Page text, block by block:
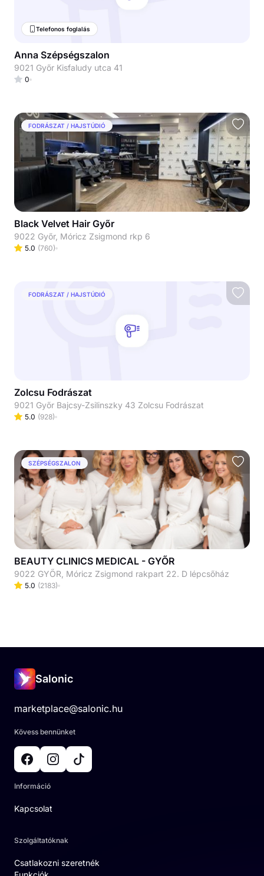
Telefonos foglalás
Anna Szépségszalon
9021 Győr Kisfaludy utca 41
0
FODRÁSZAT / HAJSTÚDIÓ
Black Velvet Hair Győr
9022 Győr, Móricz Zsigmond rkp 6
5.0 (760)
FODRÁSZAT / HAJSTÚDIÓ
Zolcsu Fodrászat
9021 Győr Bajcsy-Zsilinszky 43 Zolcsu Fodrászat
5.0 (928)
SZÉPSÉGSZALON
BEAUTY CLINICS MEDICAL - GYŐR
9022 GYŐR, Móricz Zsigmond rakpart 22. D lépcsőház
5.0 (2183)
Salonic
marketplace@salonic.hu
Kövess bennünket
Információ
Kapcsolat
Szolgáltatóknak
Csatlakozni szeretnék